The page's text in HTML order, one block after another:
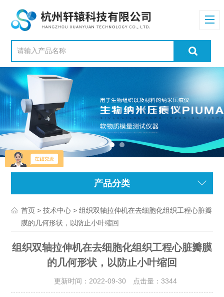
产品分类
首页 >技术中心 > 组织双轴拉伸机在去细胞化组织工程心脏瓣
膜的几何形状，以防止小叶缩回
组织双轴拉伸机在去细胞化组织工程心脏瓣膜
的几何形状，以防止小叶缩回
更新时间：2022-09-30 点击量： 3344